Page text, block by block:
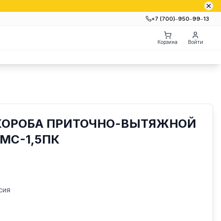
+7 (700)‒950‒99‒13
Корзина Войти
ПРИТОЧНО-ВЫТЯЖНОЙ
1,5ПК